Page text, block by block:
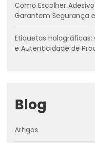
Como Escolher
Garantem Segurança
Etiquetas Holográficas:
e Autenticidade de
Blog
Artigos